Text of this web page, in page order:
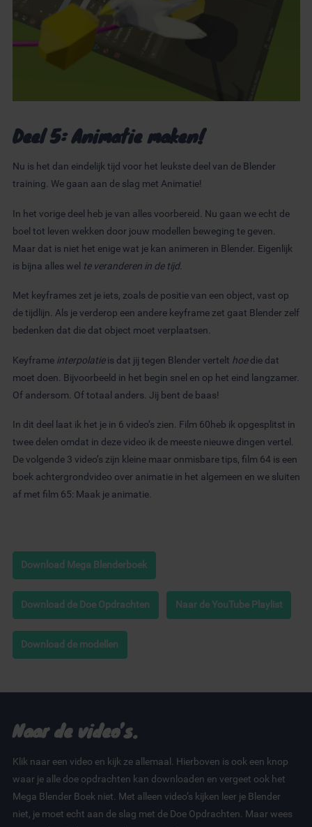
Deel 5: Animatie maken!
Nu is het dan eindelijk tijd voor het leukste deel van de Blender
training. We gaan aan de slag met Animatie!
In het vorige deel heb je van alles voorbereid. Nu gaan we echt de
boel tot leven wekken door jouw modellen beweging te geven.
Maar dat is niet het enige wat je kan animeren in Blender. Eigenlijk
is bijna alles wel te veranderen in de tijd.
Met keyframes zet je iets, zoals de positie van een object, vast op
de tijdlijn. Als je verderop een andere keyframe zet gaat Blender zelf
bedenken dat die dat object moet verplaatsen.
Keyframe interpolatieis dat jij tegen Blender vertelt hoedie dat
moet doen. Bijvoorbeeld in het begin snel en op het eind langzamer.
Of andersom. Of totaal anders. Jij bent de baas!
In dit deel laat ik het je in 6 video’s zien. Film 60heb ik opgesplitst in
twee delen omdat in deze video ik de meeste nieuwe dingen vertel.
De volgende 3 video’s zijn kleine maar onmisbare tips, film 64 is een
boek achtergrondvideo over animatie in het algemeen en we sluiten
af met film 65: Maak je animatie.
Download Mega Blenderboek
Download de Doe Opdrachten Naar de YouTube Playlist
Download de modellen
Naar de video’s.
Klik naar een video en kijk ze allemaal. Hierboven is ook een knop
waar je alle doe opdrachten kan downloaden en vergeet ook het
Mega Blender Boek niet. Met alleen video’s kijken leer je Blender
niet, je moet echt aan de slag met de Doe Opdrachten. Maar wees